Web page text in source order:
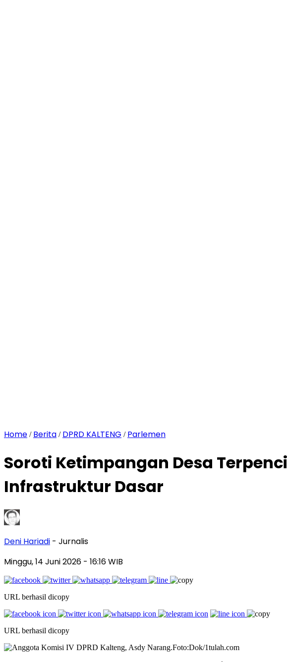
Home / Berita / DPRD KALTENG / Parlemen
Soroti Ketimpangan Desa
Infrastruktur Dasar
Deni Hariadi - Jurnalis
Minggu, 14 Juni 2026 - 16:16 WIB
URL berhasil dicopy
URL berhasil dicopy